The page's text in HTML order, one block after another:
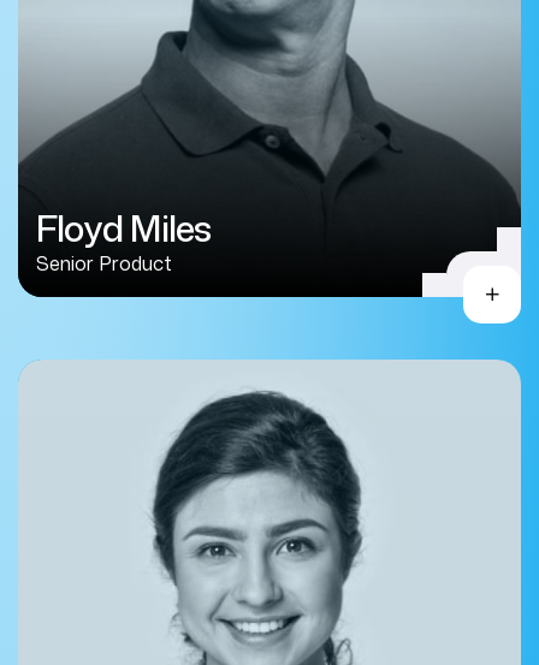
Floyd Miles
Senior Product